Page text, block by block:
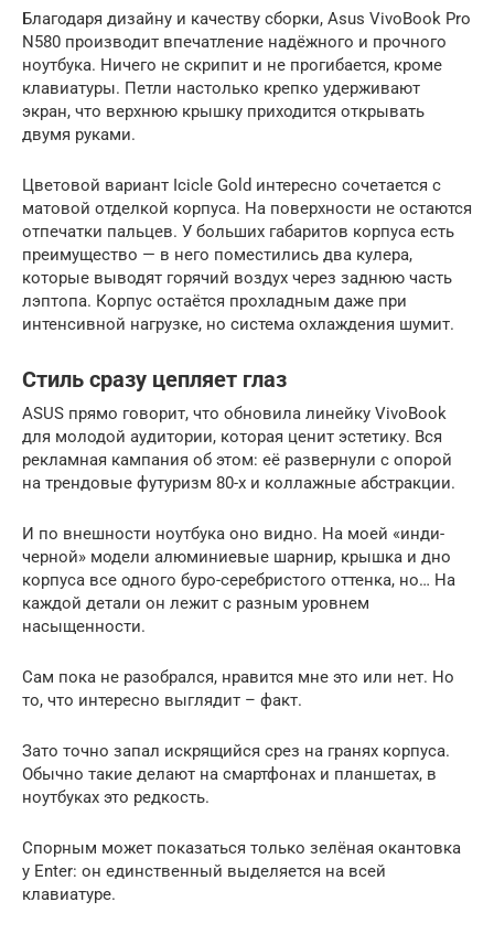
Благодаря дизайну и качеству сборки, Asus VivoBook Pro
N580 производит впечатление надёжного и прочного
ноутбука. Ничего не скрипит и не прогибается, кроме
клавиатуры. Петли настолько крепко удерживают
экран, что верхнюю крышку приходится открывать
двумя руками.
Цветовой вариант Icicle Gold интересно сочетается с
матовой отделкой корпуса. На поверхности не остаются
отпечатки пальцев. У больших габаритов корпуса есть
преимущество — в него поместились два кулера,
которые выводят горячий воздух через заднюю часть
лэптопа. Корпус остаётся прохладным даже при
интенсивной нагрузке, но система охлаждения шумит.
Стиль сразу цепляет глаз
ASUS прямо говорит, что обновила линейку VivoBook
для молодой аудитории, которая ценит эстетику. Вся
рекламная кампания об этом: её развернули с опорой
на трендовые футуризм 80-х и коллажные абстракции.
И по внешности ноутбука оно видно. На моей «инди-
черной» модели алюминиевые шарнир, крышка и дно
корпуса все одного буро-серебристого оттенка, но… На
каждой детали он лежит с разным уровнем
насыщенности.
Сам пока не разобрался, нравится мне это или нет. Но
то, что интересно выглядит – факт.
Зато точно запал искрящийся срез на гранях корпуса.
Обычно такие делают на смартфонах и планшетах, в
ноутбуках это редкость.
Спорным может показаться только зелёная окантовка
у Enter: он единственный выделяется на всей
клавиатуре.